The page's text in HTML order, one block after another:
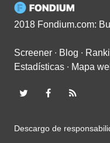
2018 Fondium.com:
Screener ∙ Blog ∙
Estadísticas ∙ Mapa
Descargo de